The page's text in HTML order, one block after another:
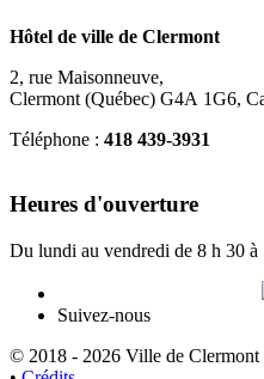
Hôtel de ville de Clermont
2, rue Maisonneuve,
Clermont (Québec) G4A 1G6,
Téléphone : 418 439-3931
Heures d'ouverture
Du lundi au vendredi de 8 h 30 à
Suivez-nous
© 2018 - 2026 Ville de Clermont